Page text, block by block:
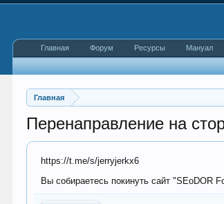
Главная
Перенаправление на
https://t.me/s/jerryjerkx6
Вы собираетесь покинуть сайт "SEoDOR
Главная Форум Ресурсы Мануал